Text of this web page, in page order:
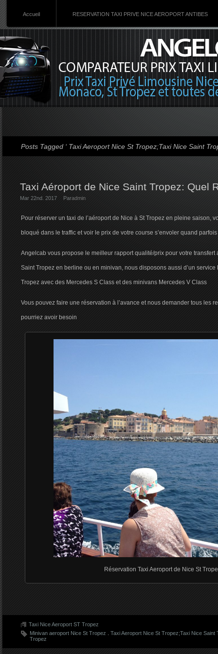
Accueil RESERVATION TAXI PRIVE NICE AEROPORT ANTIBES
Posts Tagged ‘ Taxi Aeroport Nice St Tropez;Taxi Nice Saint
Taxi Aéroport de Nice Saint Tropez: Quel
Mar 22nd. 2017 Paradmin
Pour réserver un taxi de l’aéroport de Nice à St Tropez en pleine saison,
bloqué dans le traffic et voir le prix de votre course s’envoler quand
Angelcab vous propose le meilleur rapport qualité/prix pour votre transfert
Saint Tropez en berline ou en minivan, nous disposons aussi d’un
Tropez avec des Mercedes S Class et des minivans Mercedes V Class
Vous pouvez faire une réservation à l’avance et nous demander tous les
pourriez avoir besoin
Réservation Taxi Aeroport de Nice St
Taxi Nice Aeroport ST Tropez
Minivan aeroport Nice St Tropez
Taxi Aeroport Nice St Tropez;Taxi Nice Saint
Tropez